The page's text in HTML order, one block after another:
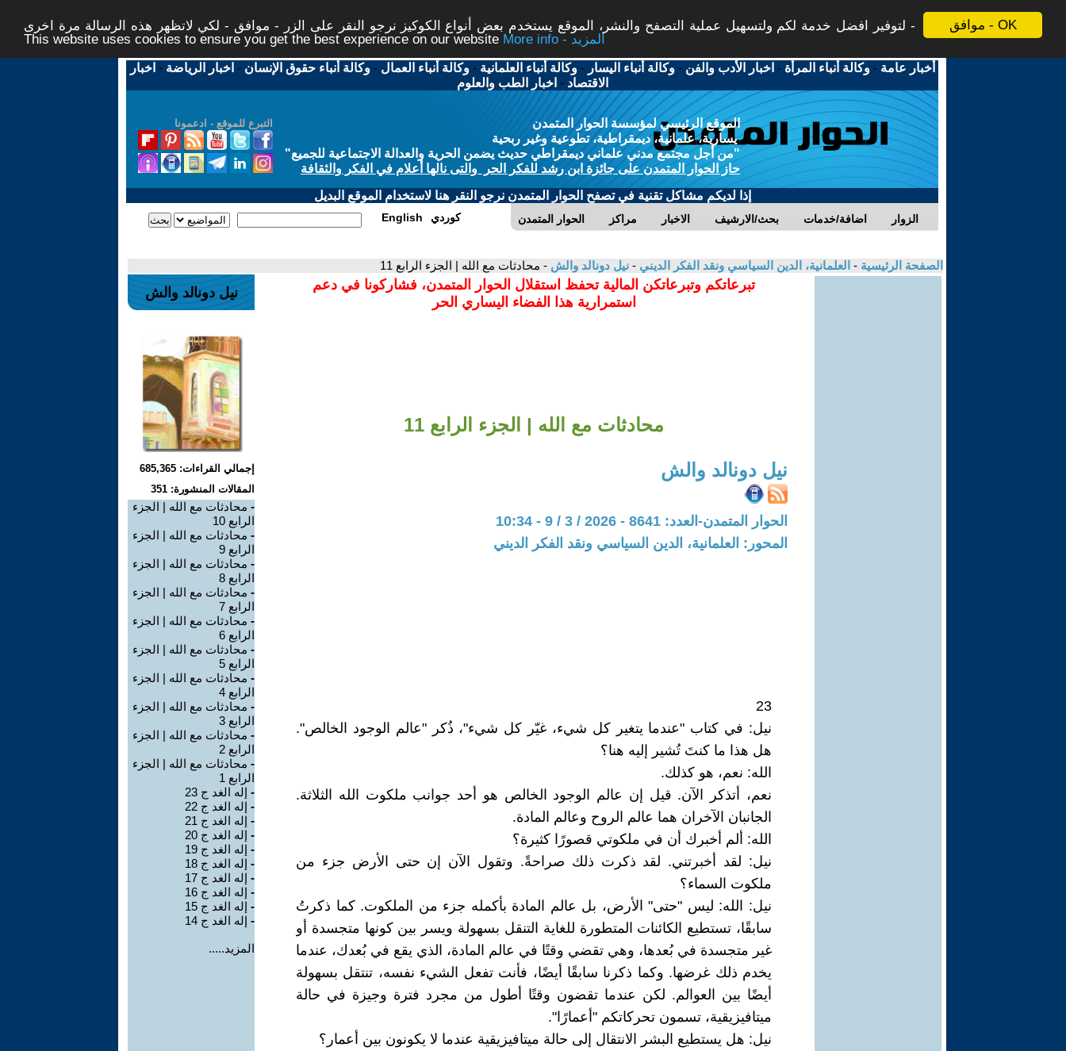
موافق - OK
لتوفير افضل خدمة لكم ولتسهيل عملية التصفح والنشر، الموقع يستخدم بعض أنواع الكوكيز نرجو النقر على الزر - موافق - لكي لاتظهر هذه الرسالة مرة اخرى -
This website uses cookies to ensure you get the best experience on our website
More info - المزيد
أخبار عامة -وكالة أنباء المرأة - اخبار الأدب والفن -وكالة أنباء اليسار -وكالة أنباء العلمانية -وكالة أنباء العمال -وكالة أنباء حقوق الإنسان - اخبار الرياضة - اخبار
الاقتصاد - اخبار الطب والعلوم
التبرع للموقع - ادعمونا
الموقع الرئيسي لمؤسسة الحوار المتمدن
يسارية، علمانية، ديمقراطية، تطوعية وغير ربحية
"من أجل مجتمع مدني علماني ديمقراطي حديث يضمن الحرية والعدالة الاجتماعية للجميع"
حاز الحوار المتمدن على جائزة ابن رشد للفكر الحر والتى نالها أعلام في الفكر والثقافة
إذا لديكم مشاكل تقنية في تصفح الحوار المتمدن نرجو النقر هنا لاستخدام الموقع البديل
الحوار المتمدن مراكز الاخبار بحث/الارشيف اضافة/خدمات الزوار English كوردي
الصفحة الرئيسية - العلمانية، الدين السياسي ونقد الفكر الديني - نيل دونالد والش - محادثات مع الله | الجزء الرابع 11
تبرعاتكم وتبرعاتكن المالية تحفظ استقلال الحوار المتمدن، فشاركونا في دعم
استمرارية هذا الفضاء اليساري الحر
محادثات مع الله | الجزء الرابع 11
نيل دونالد والش
الحوار المتمدن-العدد: 8641 - 2026 / 3 / 9 - 10:34
المحور: العلمانية، الدين السياسي ونقد الفكر الديني
23
نيل: في كتاب "عندما يتغير كل شيء، غيّر كل شيء"، ذُكر "عالم الوجود الخالص".
هل هذا ما كنتَ تُشير إليه هنا؟
الله: نعم، هو كذلك.
نعم، أتذكر الآن. قيل إن عالم الوجود الخالص هو أحد جوانب ملكوت الله الثلاثة.
الجانبان الآخران هما عالم الروح وعالم المادة.
الله: ألم أخبرك أن في ملكوتي قصورًا كثيرة؟
نيل: لقد أخبرتني. لقد ذكرت ذلك صراحةً. وتقول الآن إن حتى الأرض جزء من
ملكوت السماء؟
نيل: الله: ليس "حتى" الأرض، بل عالم المادة بأكمله جزء من الملكوت. كما ذكرتُ
سابقًا، تستطيع الكائنات المتطورة للغاية التنقل بسهولة ويسر بين كونها متجسدة أو
غير متجسدة في بُعدها، وهي تقضي وقتًا في عالم المادة، الذي يقع في بُعدك، عندما
يخدم ذلك غرضها. وكما ذكرنا سابقًا أيضًا، فأنت تفعل الشيء نفسه، تنتقل بسهولة
أيضًا بين العوالم. لكن عندما تقضون وقتًا أطول من مجرد فترة وجيزة في حالة
ميتافيزيقية، تسمون تحركاتكم "أعمارًا".
نيل: هل يستطيع البشر الانتقال إلى حالة ميتافيزيقية عندما لا يكونون بين أعمار؟
نيل دونالد والش
إجمالي القراءات: 685,365
المقالات المنشورة: 351
- محادثات مع الله | الجزء
الرابع 10
- محادثات مع الله | الجزء
الرابع 9
- محادثات مع الله | الجزء
الرابع 8
- محادثات مع الله | الجزء
الرابع 7
- محادثات مع الله | الجزء
الرابع 6
- محادثات مع الله | الجزء
الرابع 5
- محادثات مع الله | الجزء
الرابع 4
- محادثات مع الله | الجزء
الرابع 3
- محادثات مع الله | الجزء
الرابع 2
- محادثات مع الله | الجزء
الرابع 1
- إله الغد ج 23
- إله الغد ج 22
- إله الغد ج 21
- إله الغد ج 20
- إله الغد ج 19
- إله الغد ج 18
- إله الغد ج 17
- إله الغد ج 16
- إله الغد ج 15
- إله الغد ج 14
المزيد.....